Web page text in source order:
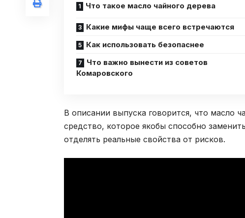
Что такое масло чайного дерева
Какие мифы чаще всего встречаются
Как использовать безопаснее
Что важно вынести из советов
Комаровского
В описании выпуска говорится, что масло
средство, которое якобы способно
отделять реальные свойства от рисков.